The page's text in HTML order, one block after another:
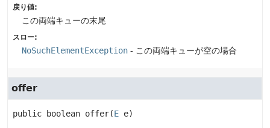
戻り値:
この両端キューの末尾
スロー:
NoSuchElementException - この両端キューが空の場合
offer
public boolean offer(E e)